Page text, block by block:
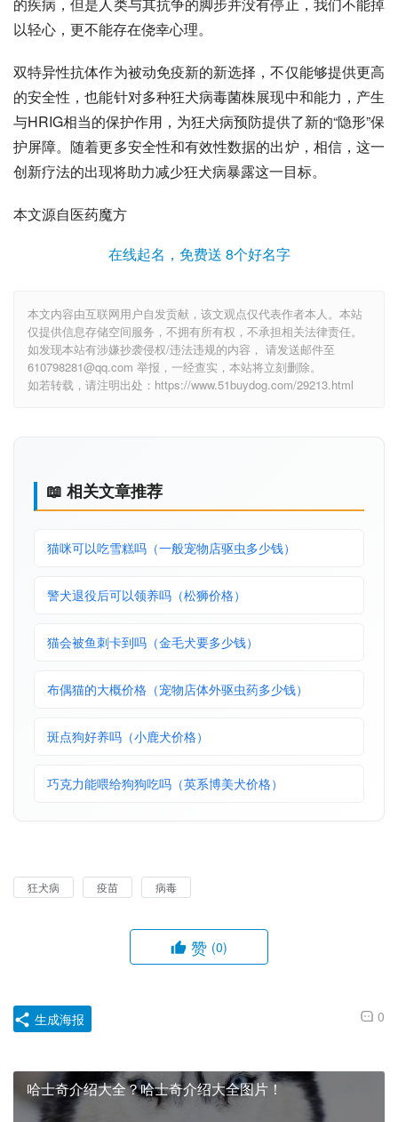
以轻心，更不能存在侥幸心理。
双特异性抗体作为被动免疫新的新选择，不仅能够提供更高
的安全性，也能针对多种狂犬病毒菌株展现中和能力，产生
与HRIG相当的保护作用，为狂犬病预防提供了新的“隐形”保
护屏障。随着更多安全性和有效性数据的出炉，相信，这一
创新疗法的出现将助力减少狂犬病暴露这一目标。
本文源自医药魔方
在线起名，免费送 8个好名字
本文内容由互联网用户自发贡献，该文观点仅代表作者本人。本站
仅提供信息存储空间服务，不拥有所有权，不承担相关法律责任。
如发现本站有涉嫌抄袭侵权/违法违规的内容， 请发送邮件至
610798281@qq.com 举报，一经查实，本站将立刻删除。
如若转载，请注明出处：https://www.51buydog.com/29213.html
📖 相关文章推荐
猫咪可以吃雪糕吗（一般宠物店驱虫多少钱）
警犬退役后可以领养吗（松狮价格）
猫会被鱼刺卡到吗（金毛犬要多少钱）
布偶猫的大概价格（宠物店体外驱虫药多少钱）
斑点狗好养吗（小鹿犬价格）
巧克力能喂给狗狗吃吗（英系博美犬价格）
狂犬病 疫苗 病毒
赞 (0)
0
生成海报
哈士奇介绍大全？哈士奇介绍大全图片！